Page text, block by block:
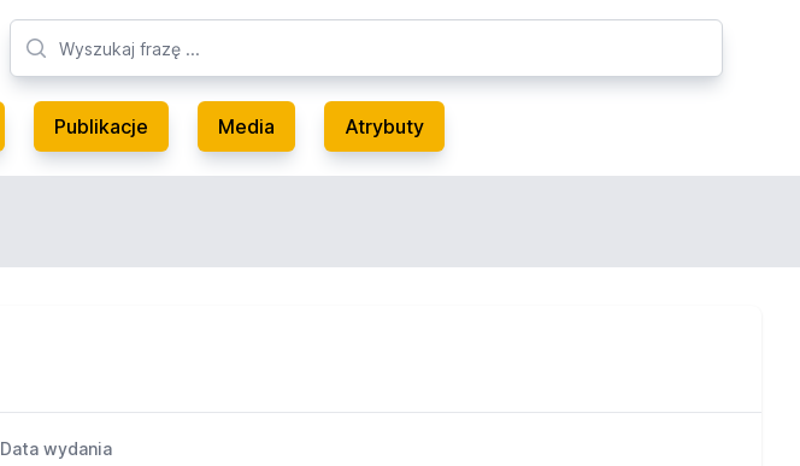
Publikacje Media Atrybuty
Data wydania